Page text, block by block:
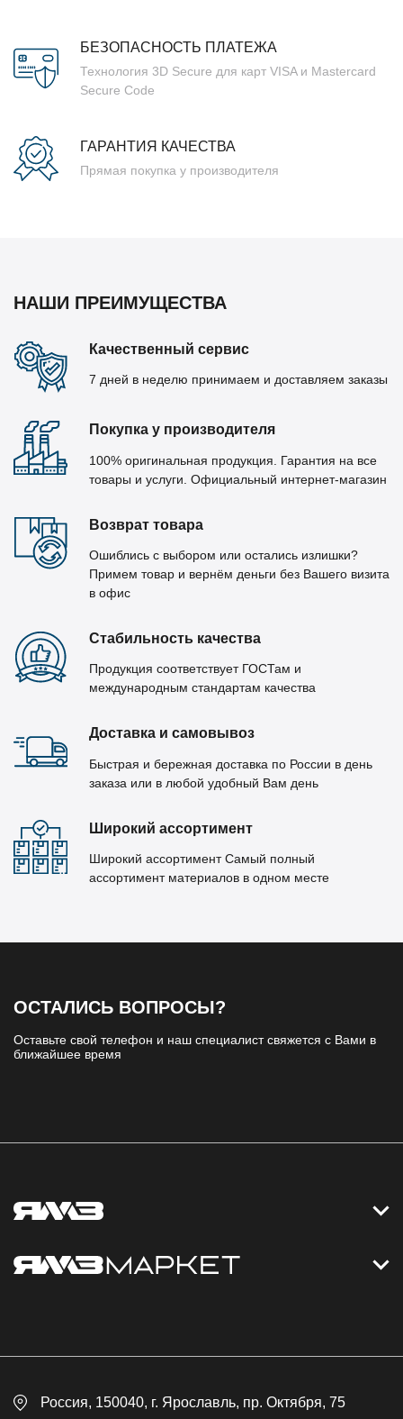
БЕЗОПАСНОСТЬ ПЛАТЕЖА
Технология 3D Secure для карт VISA и Mastercard
Secure Code
ГАРАНТИЯ КАЧЕСТВА
Прямая покупка у производителя
НАШИ ПРЕИМУЩЕСТВА
Качественный сервис
7 дней в неделю принимаем и доставляем заказы
Покупка у производителя
100% оригинальная продукция. Гарантия на все
товары и услуги. Официальный интернет-магазин
Возврат товара
Ошиблись с выбором или остались излишки?
Примем товар и вернём деньги без Вашего визита
в офис
Стабильность качества
Продукция соответствует ГОСТам и
международным стандартам качества
Доставка и самовывоз
Быстрая и бережная доставка по России в день
заказа или в любой удобный Вам день
Широкий ассортимент
Широкий ассортимент Самый полный
ассортимент материалов в одном месте
ОСТАЛИСЬ ВОПРОСЫ?
Оставьте свой телефон и наш специалист свяжется с Вами в
ближайшее время
Контакты
Доставка
Россия, 150040, г. Ярославль, пр. Октября, 75